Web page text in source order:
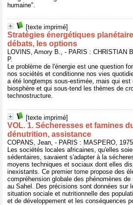
humaine".
[texte imprimé]
Stratégies énergétiques
débats, les options
LOVINS, Amory B., - PARIS : CHRISTIAN
P.
Le problème de l'énergie est une question
nos sociétés et conditionne nos vies
a été longtemps sous-estimée, mais qui est
biosphère et qui sous-tend les thèmes de
technostructure.
[texte imprimé]
VOL. 1. Sécheresses et famines
dénutrition, assistance
COPANS, Jean, - PARIS : MASPERO,
Les sociétés locales africaines, qu'elles
sédentaires, savaient s'adapter à la
moyens techniques et sociaux dont elles
inexistants. Ce premier tome propose des
compréhension globale des phénomènes
au Sahel. Des précisions sont données sur
situation sociale et nutritionnelle des
et de développement et les conséquences